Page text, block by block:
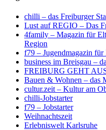
chilli – das Freiburger
Lust auf REGIO – Das
4family – Magazin für
Region
f79 – Jugendmagazin
business im Breisgau –
FREIBURG GEHT
Bauen & Wohnen – das
cultur.zeit – Kultur am
chilli-Jobstarter
f79 – Jobstarter
Weihnachtszeit
Erlebniswelt Karlsruhe